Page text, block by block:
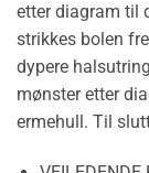
etter diagram til
strikkes bolen
dypere
mønster etter
ermehull. Til